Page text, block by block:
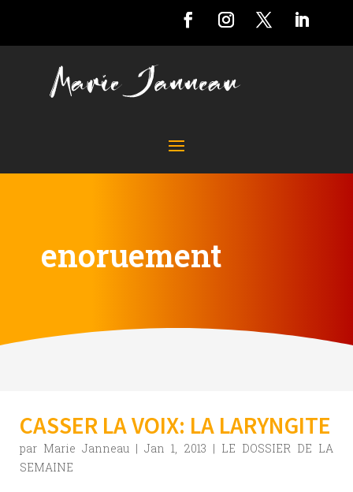
enoruement
CASSER LA VOIX: LA LARYNGITE
par Marie Janneau |Jan 1, 2013 | LE DOSSIER DE LA
SEMAINE